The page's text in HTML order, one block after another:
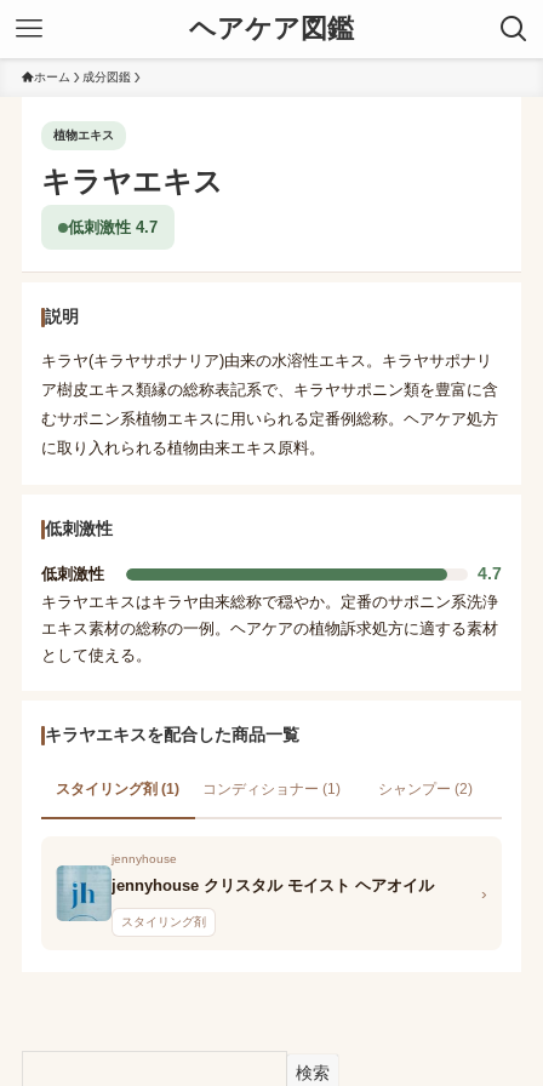
ヘアケア図鑑
ホーム 成分図鑑
植物エキス
キラヤエキス
低刺激性 4.7
説明
キラヤ(キラヤサポナリア)由来の水溶性エキス。キラヤサポナリ
ア樹皮エキス類縁の総称表記系で、キラヤサポニン類を豊富に含
むサポニン系植物エキスに用いられる定番例総称。ヘアケア処方
に取り入れられる植物由来エキス原料。
低刺激性
低刺激性 4.7
キラヤエキスはキラヤ由来総称で穏やか。定番のサポニン系洗浄
エキス素材の総称の一例。ヘアケアの植物訴求処方に適する素材
として使える。
キラヤエキスを配合した商品一覧
スタイリング剤 (1) コンディショナー (1) シャンプー (2)
jennyhouse
jennyhouse クリスタル モイスト ヘアオイル
スタイリング剤
›
検索